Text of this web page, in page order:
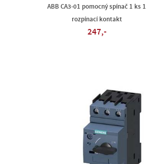
ABB CA3-01 pomocný spínač 1 ks 1
rozpínací kontakt
247,-